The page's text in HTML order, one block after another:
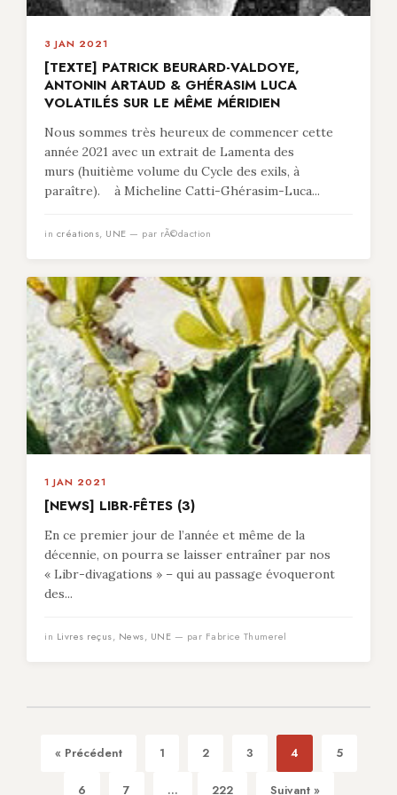
3 JAN 2021
[TEXTE] PATRICK BEURARD-VALDOYE,
ANTONIN ARTAUD & GHÉRASIM LUCA
VOLATILÉS SUR LE MÊME MÉRIDIEN
Nous sommes très heureux de commencer cette
année 2021 avec un extrait de Lamenta des
murs (huitième volume du Cycle des exils, à
paraître). à Micheline Catti-Ghérasim-Luca...
in créations, UNE — par rÃ©daction
1 JAN 2021
[NEWS] LIBR-FÊTES (3)
En ce premier jour de l’année et même de la
décennie, on pourra se laisser entraîner par nos
« Libr-divagations » – qui au passage évoqueront
des...
in Livres reçus, News, UNE — par Fabrice Thumerel
« Précédent 1 2 3 4 5
6 7 ... 222 Suivant »